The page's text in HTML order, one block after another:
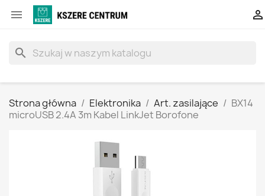
 
search
Strona główna Elektronika Art. zasilające
BX14
microUSB 2.4A 3m Kabel LinkJet Borofone